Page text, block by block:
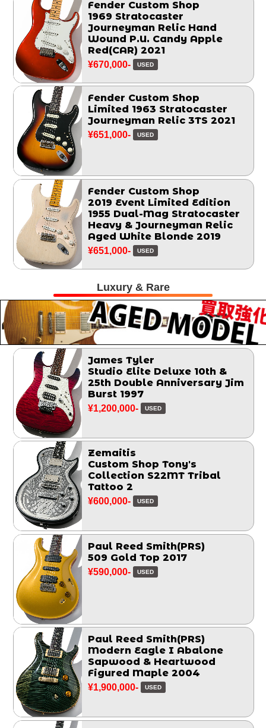
Fender Custom Shop
1969 Stratocaster
Journeyman Relic Hand
Wound P.U. Candy Apple
Red(CAR) 2021
¥670,000- USED
Fender Custom Shop
Limited 1963 Stratocaster
Journeyman Relic 3TS 2021
¥651,000- USED
Fender Custom Shop
2019 Event Limited Edition
1955 Dual-Mag Stratocaster
Heavy & Journeyman Relic
Aged White Blonde 2019
¥651,000- USED
Luxury & Rare
James Tyler
Studio Elite Deluxe 10th &
25th Double Anniversary Jim
Burst 1997
¥1,200,000- USED
Zemaitis
Custom Shop Tony's
Collection S22MT Tribal
Tattoo 2
¥600,000- USED
Paul Reed Smith(PRS)
509 Gold Top 2017
¥590,000- USED
Paul Reed Smith(PRS)
Modern Eagle I Abalone
Sapwood & Heartwood
Figured Maple 2004
¥1,900,000- USED